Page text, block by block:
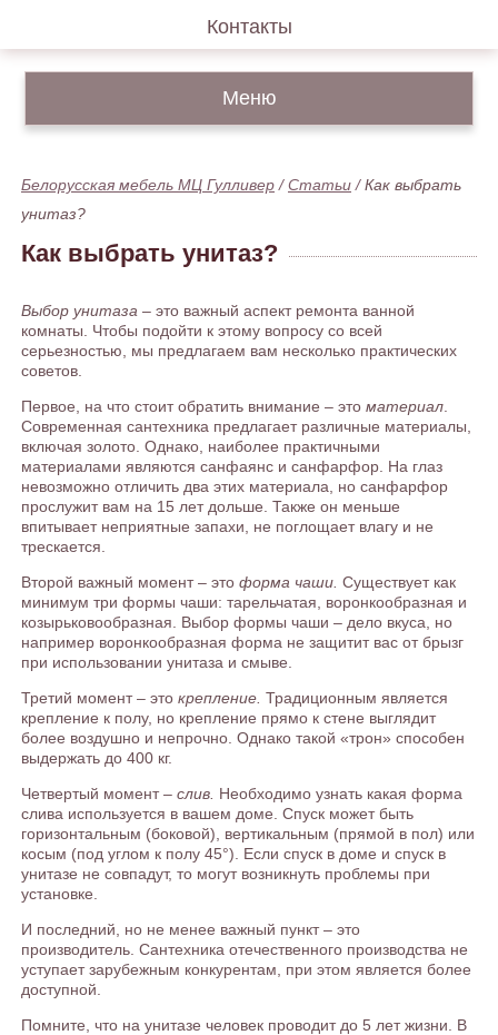
Контакты
Меню
Белорусская мебель МЦ Гулливер /Статьи /Как выбрать
унитаз?
Как выбрать унитаз?
Выбор унитаза – это важный аспект ремонта ванной
комнаты. Чтобы подойти к этому вопросу со всей
серьезностью, мы предлагаем вам несколько практических
советов.
Первое, на что стоит обратить внимание – это материал
Современная сантехника предлагает различные материалы,
включая золото. Однако, наиболее практичными
материалами являются санфаянс и санфарфор. На глаз
невозможно отличить два этих материала, но санфарфор
прослужит вам на 15 лет дольше. Также он меньше
впитывает неприятные запахи, не поглощает влагу и не
трескается.
Второй важный момент – это форма чаши. Существует как
минимум три формы чаши: тарельчатая, воронкообразная и
козырьковообразная. Выбор формы чаши – дело вкуса, но
например воронкообразная форма не защитит вас от брызг
при использовании унитаза и смыве.
Третий момент – это крепление. Традиционным является
крепление к полу, но крепление прямо к стене выглядит
более воздушно и непрочно. Однако такой «трон» способен
выдержать до 400 кг.
Четвертый момент – слив. Необходимо узнать какая форма
слива используется в вашем доме. Спуск может быть
горизонтальным (боковой), вертикальным (прямой в пол) или
косым (под углом к полу 45°). Если спуск в доме и спуск в
унитазе не совпадут, то могут возникнуть проблемы при
установке.
И последний, но не менее важный пункт – это
производитель. Сантехника отечественного производства не
уступает зарубежным конкурентам, при этом является более
доступной.
Помните, что на унитазе человек проводит до 5 лет жизни. В